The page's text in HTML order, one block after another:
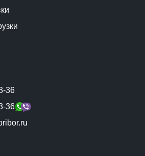
36
36